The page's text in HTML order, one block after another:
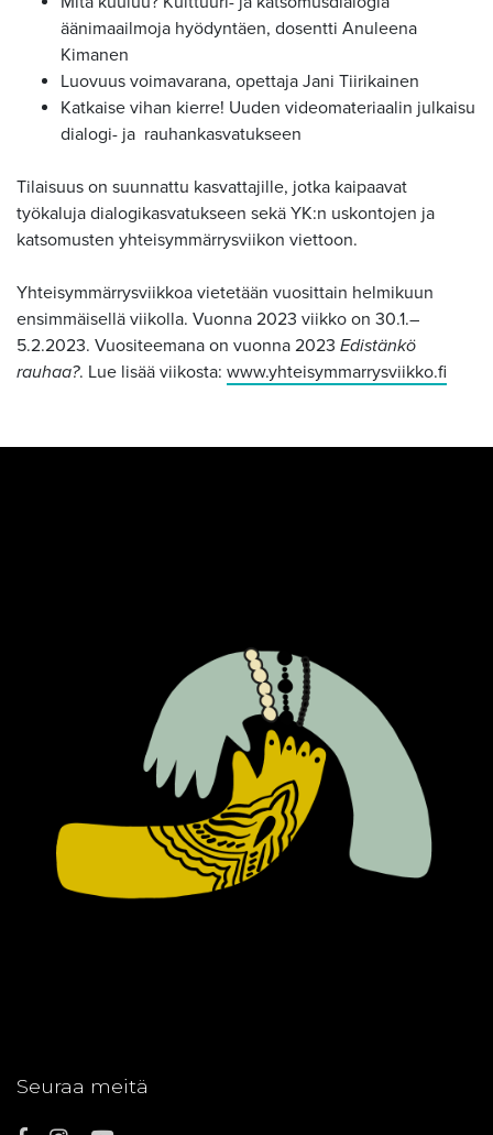
äänimaailmoja hyödyntäen, dosentti Anuleena
Kimanen
Luovuus voimavarana, opettaja Jani Tiirikainen
Katkaise vihan kierre! Uuden videomateriaalin julkaisu
dialogi- ja rauhankasvatukseen
Tilaisuus on suunnattu kasvattajille, jotka kaipaavat
työkaluja dialogikasvatukseen sekä YK:n uskontojen ja
katsomusten yhteisymmärrysviikon viettoon.
Yhteisymmärrysviikkoa vietetään vuosittain helmikuun
ensimmäisellä viikolla. Vuonna 2023 viikko on 30.1.–
5.2.2023. Vuositeemana on vuonna 2023 Edistänkö
rauhaa?. Lue lisää viikosta: www.yhteisymmarrysviikko.fi
Seuraa meitä